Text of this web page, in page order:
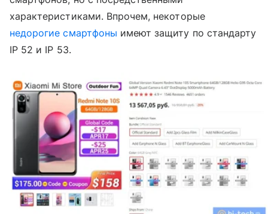
характеристиками. Впрочем, некоторые
недорогие смартфоны имеют защиту по стандарту
IP 52 и IP 53.